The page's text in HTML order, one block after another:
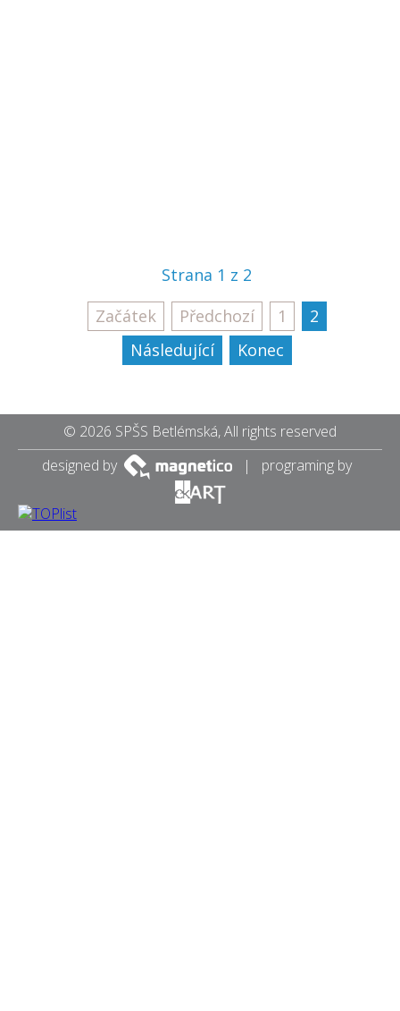
Strana 1 z 2
Začátek
Předchozí 1
2
Následující
Konec
© 2026 SPŠS Betlémská, All rights reserved
designed by
| programing by